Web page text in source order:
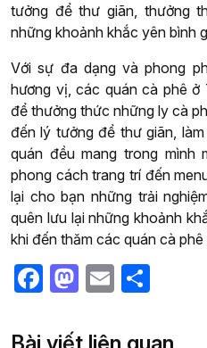
tưởng để thư giãn, thưởng
những khoảnh khắc yên bình
Với sự đa dạng và phong
hương vị, các quán cà phê
để thưởng thức những ly cà
đến lý tưởng để thư giãn,
quán đều mang trong
phong cách trang trí đến
lại cho bạn những trải
quên lưu lại những khoảnh
khi đến thăm các quán cà
Facebook
Mastodon
Email